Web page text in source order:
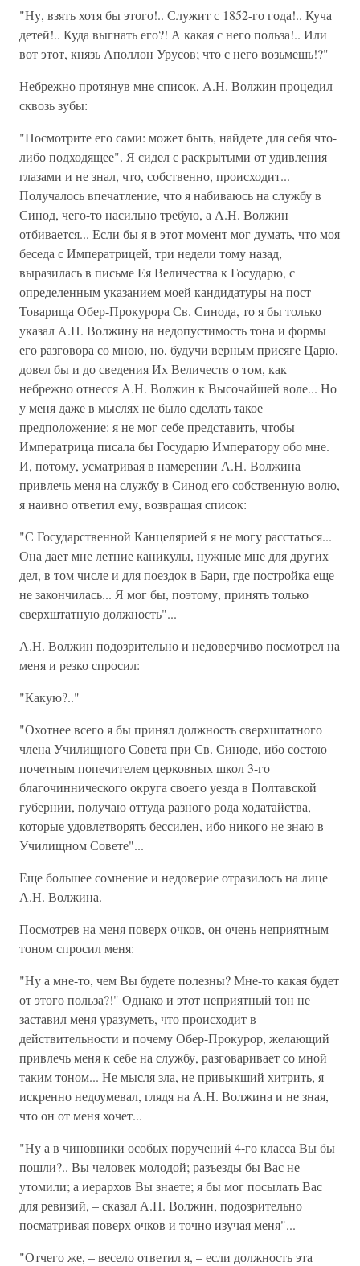
"Ну, взять хотя бы этого!.. Служит с 1852-го года!.. Куча
детей!.. Куда выгнать его?! А какая с него польза!.. Или
вот этот, князь Аполлон Урусов; что с него возьмешь!?"
Небрежно протянув мне список, А.Н. Волжин процедил
сквозь зубы:
"Посмотрите его сами: может быть, найдете для себя что-
либо подходящее". Я сидел с раскрытыми от удивления
глазами и не знал, что, собственно, происходит...
Получалось впечатление, что я набиваюсь на службу в
Синод, чего-то насильно требую, а А.Н. Волжин
отбивается... Если бы я в этот момент мог думать, что моя
беседа с Императрицей, три недели тому назад,
выразилась в письме Ея Величества к Государю, с
определенным указанием моей кандидатуры на пост
Товарища Обер-Прокурора Св. Синода, то я бы только
указал А.Н. Волжину на недопустимость тона и формы
его разговора со мною, но, будучи верным присяге Царю,
довел бы и до сведения Их Величеств о том, как
небрежно отнесся А.Н. Волжин к Высочайшей воле... Но
у меня даже в мыслях не было сделать такое
предположение: я не мог себе представить, чтобы
Императрица писала бы Государю Императору обо мне.
И, потому, усматривая в намерении А.Н. Волжина
привлечь меня на службу в Синод его собственную волю,
я наивно ответил ему, возвращая список:
"С Государственной Канцелярией я не могу расстаться...
Она дает мне летние каникулы, нужные мне для других
дел, в том числе и для поездок в Бари, где постройка еще
не закончилась... Я мог бы, поэтому, принять только
сверхштатную должность"...
А.Н. Волжин подозрительно и недоверчиво посмотрел на
меня и резко спросил:
"Какую?.."
"Охотнее всего я бы принял должность сверхштатного
члена Училищного Совета при Св. Синоде, ибо состою
почетным попечителем церковных школ 3-го
благочиннического округа своего уезда в Полтавской
губернии, получаю оттуда разного рода ходатайства,
которые удовлетворять бессилен, ибо никого не знаю в
Училищном Совете"...
Еще большее сомнение и недоверие отразилось на лице
А.Н. Волжина.
Посмотрев на меня поверх очков, он очень неприятным
тоном спросил меня:
"Ну а мне-то, чем Вы будете полезны? Мне-то какая будет
от этого польза?!" Однако и этот неприятный тон не
заставил меня уразуметь, что происходит в
действительности и почему Обер-Прокурор, желающий
привлечь меня к себе на службу, разговаривает со мной
таким тоном... Не мысля зла, не привыкший хитрить, я
искренно недоумевал, глядя на А.Н. Волжина и не зная,
что он от меня хочет...
"Ну а в чиновники особых поручений 4-го класса Вы бы
пошли?.. Вы человек молодой; разъезды бы Вас не
утомили; а иерархов Вы знаете; я бы мог посылать Вас
для ревизий, – сказал А.Н. Волжин, подозрительно
посматривая поверх очков и точно изучая меня"...
"Отчего же, – весело ответил я, – если должность эта